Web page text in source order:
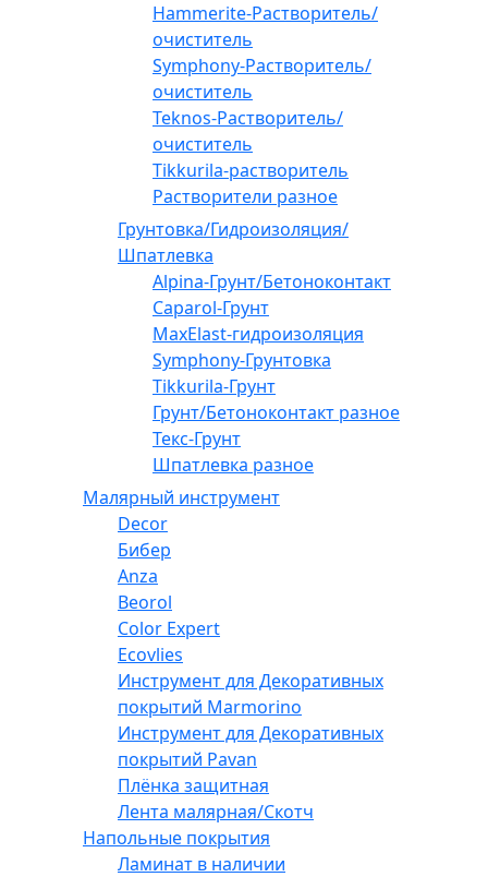
Hammerite-Растворитель/
очиститель
Symphony-Растворитель/
очиститель
Teknos-Растворитель/
очиститель
Tikkurila-растворитель
Растворители разное
Грунтовка/Гидроизоляция/
Шпатлевка
Alpina-Грунт/Бетоноконтакт
Caparol-Грунт
MaxElast-гидроизоляция
Symphony-Грунтовка
Tikkurila-Грунт
Грунт/Бетоноконтакт разное
Текс-Грунт
Шпатлевка разное
Малярный инструмент
Decor
Бибер
Anza
Beorol
Color Expert
Ecovlies
Инструмент для Декоративных
покрытий Marmorino
Инструмент для Декоративных
покрытий Pavan
Плёнка защитная
Лента малярная/Скотч
Напольные покрытия
Ламинат в наличии